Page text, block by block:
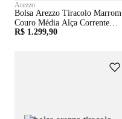
Arezzo
Bolsa Arezzo Tiracolo Marrom
Couro Média Alça Corrente
Tag Removível
R$ 1.299,90